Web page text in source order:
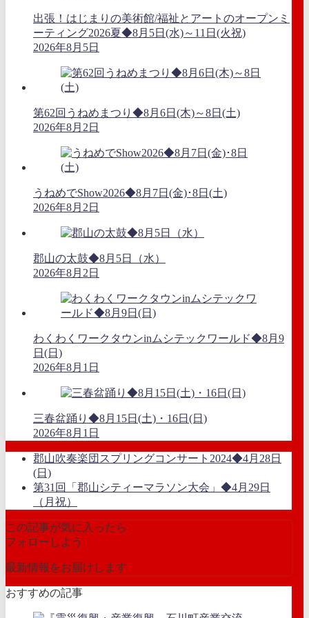
出張！はじまりの美術館/福祉とアートのオープンミ
ーティング2026夏◆8月5日(水)～11日(火祝)
2026年8月5日
第62回うねめまつり◆8月6日(木)～8日(土)
2026年8月2日
うねめでShow2026◆8月7日(金)･8日(土)
2026年8月2日
郡山の太鼓◆8月5日（水）
2026年8月2日
わくわくワークタウンinムシテックワールド◆8月9
日(日)
2026年8月1日
三春盆踊り◆8月15日(土)・16日(日)
2026年8月1日
郡山吹奏楽団スプリングコンサート2024◆4月28日
(日)
第31回「郡山シティーマラソン大会」◆4月29日
（月祝）
この記事が気に入ったら
フォローしよう
最新情報をお届けします
おすすめの記事